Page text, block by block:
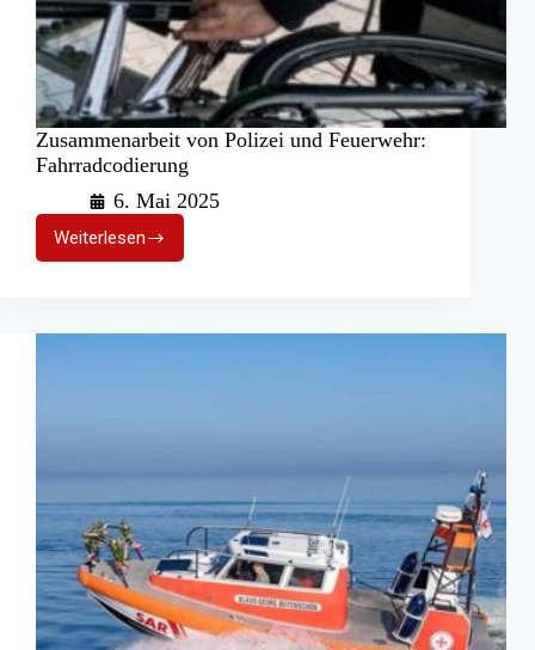
Zusammenarbeit von Polizei und Feuerwehr:
Fahrradcodierung
6. Mai 2025
WeiterlesenZusammenarbeit
von
Feuerwehr: